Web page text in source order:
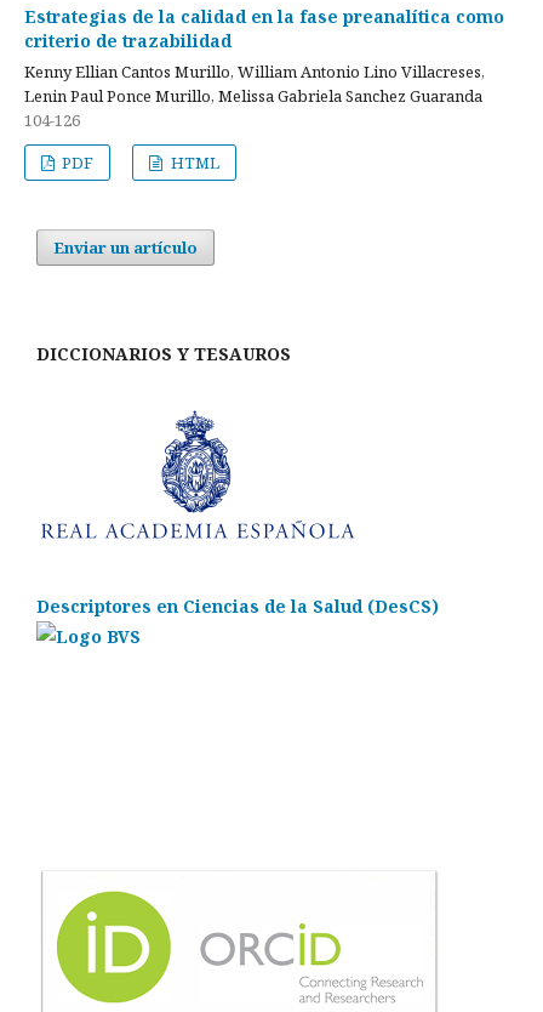
Estrategias de la calidad en la fase preanalítica como
criterio de trazabilidad
Kenny Ellian Cantos Murillo, William Antonio Lino Villacreses,
Lenin Paul Ponce Murillo, Melissa Gabriela Sanchez Guaranda
104-126
PDF
HTML
Enviar un artículo
DICCIONARIOS Y TESAUROS
Descriptores en Ciencias de la Salud (DesCS)